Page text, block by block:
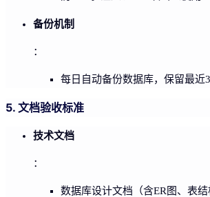
备份机制
：
每日自动备份数据库，保留最近
5. 文档验收标准
技术文档
：
数据库设计文档（含ER图、表结